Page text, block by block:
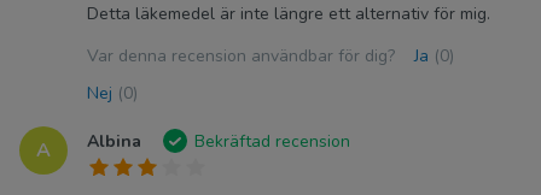
Detta läkemedel är inte längre ett alternativ för mig.
Var denna recension användbar för dig?
Ja (0)
Nej (0)
A Albina Bekräftad recension